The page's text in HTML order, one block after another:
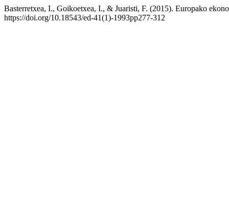
Basterretxea, I., Goikoetxea, I., & Juaristi, F. (2015). Europako
https://doi.org/10.18543/ed-41(1)-1993pp277-312